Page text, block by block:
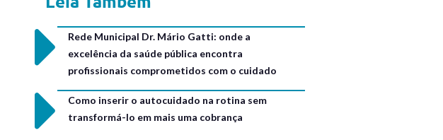
Rede Municipal Dr. Mário Gatti: onde a
excelência da saúde pública encontra
profissionais comprometidos com o cuidado
Como inserir o autocuidado na rotina sem
transformá-lo em mais uma cobrança